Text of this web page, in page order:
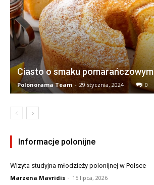
Ciasto o smaku pomarańczowym
Polonorama Team - 29 stycznia, 2024 0
Informacje polonijne
Wizyta studyjna młodzieży polonijnej w Polsce
Marzena Mavridis - 15 lipca, 2026